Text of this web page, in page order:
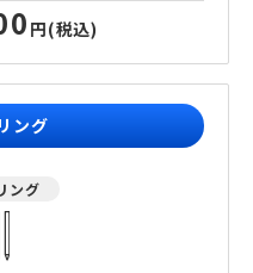
円(税込)
ング
ング